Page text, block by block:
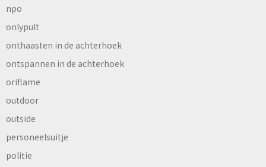
npo
onlypult
onthaasten in de achterhoek
ontspannen in de achterhoek
oriflame
outdoor
outside
personeelsuitje
politie